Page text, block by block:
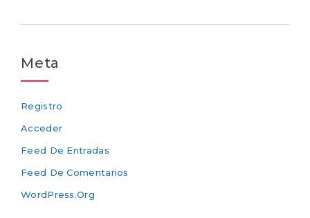
Meta
Registro
Acceder
Feed De Entradas
Feed De Comentarios
WordPress.org